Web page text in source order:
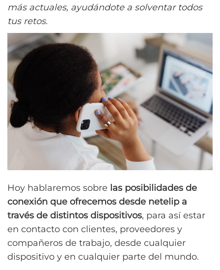
más actuales, ayudándote a solventar todos
tus retos.
Hoy hablaremos sobre las posibilidades de
conexión que ofrecemos desde netelip a
través de distintos dispositivos, para así estar
en contacto con clientes, proveedores y
compañeros de trabajo, desde cualquier
dispositivo y en cualquier parte del mundo.